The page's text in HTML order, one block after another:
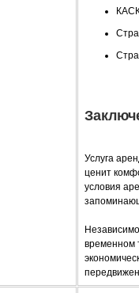
Услуга
ценит
условия
временном